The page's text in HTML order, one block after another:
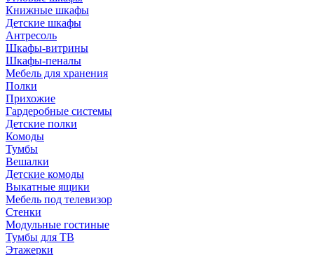
Книжные шкафы
Детские шкафы
Антресоль
Шкафы-витрины
Шкафы-пеналы
Мебель для хранения
Полки
Прихожие
Гардеробные системы
Детские полки
Комоды
Тумбы
Вешалки
Детские комоды
Выкатные ящики
Мебель под телевизор
Стенки
Модульные гостиные
Тумбы для ТВ
Этажерки